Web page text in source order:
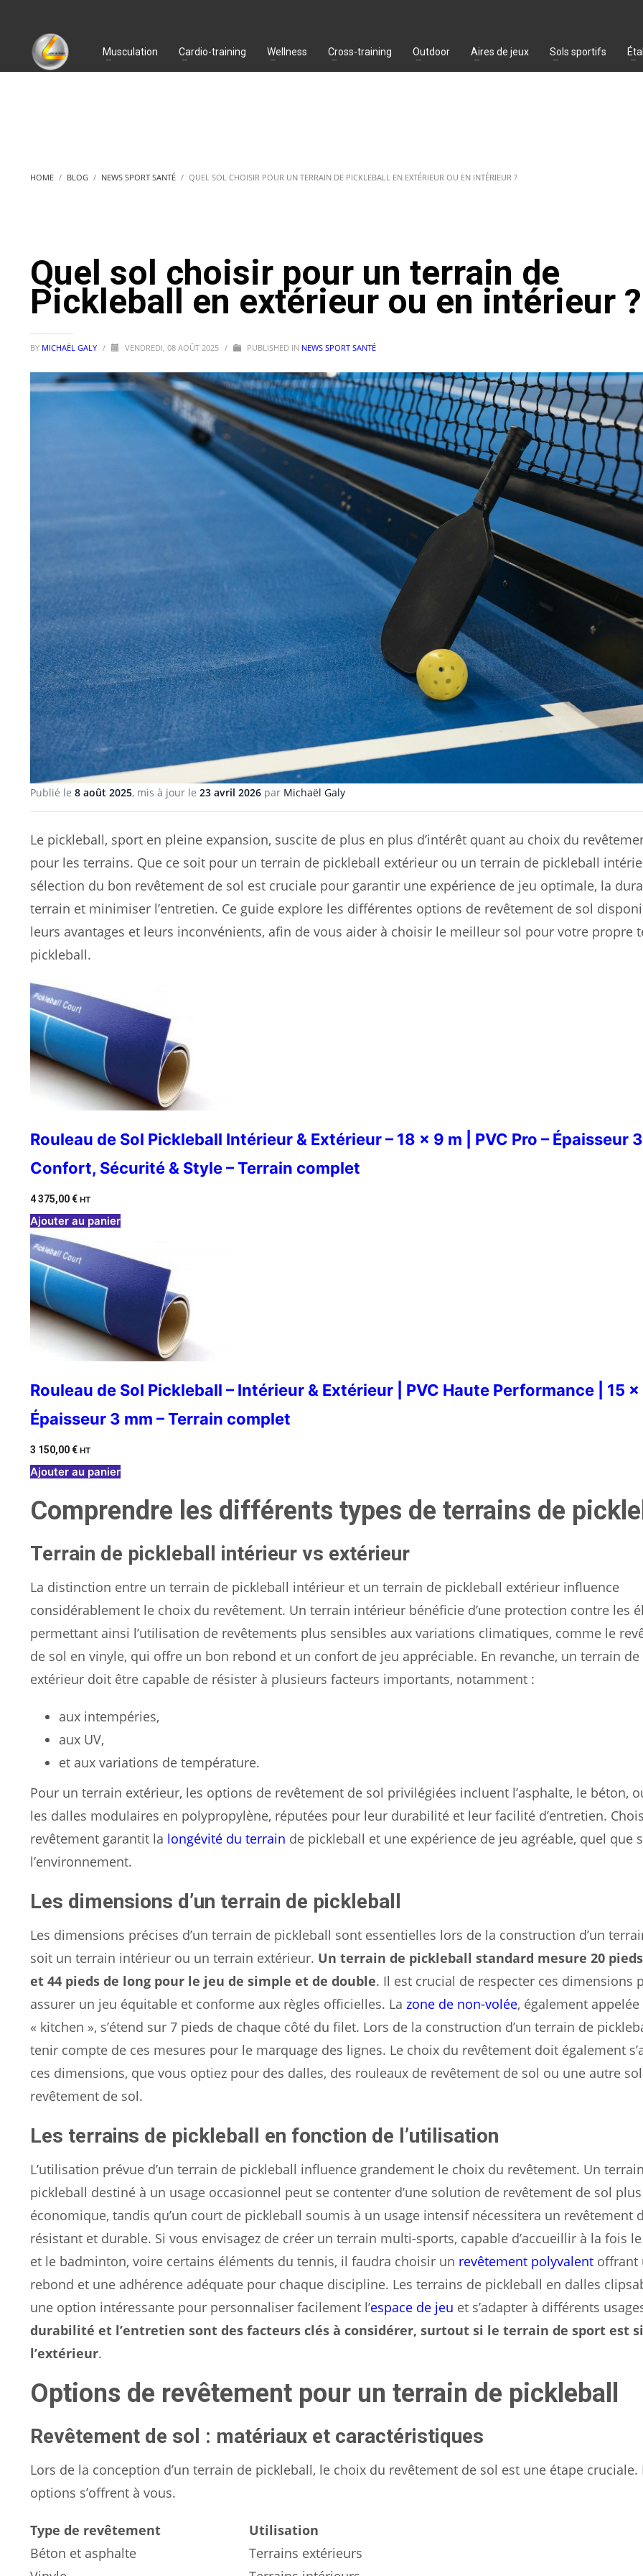
Musculation Cardio-training Wellness Cross-training Outdoor Aires de jeux Sols sportifs
HOME BLOG NEWS SPORT SANTÉ QUEL SOL CHOISIR POUR UN TERRAIN DE PICKLEBALL EN EXTÉRIEUR OU EN INTÉRIEUR ?
Quel sol choisir pour un terrain de
Pickleball en extérieur ou en intérieur ?
BY MICHAËL GALY / VENDREDI, 08 AOÛT 2025 / PUBLISHED IN NEWS SPORT SANTÉ
Publié le 8 août 2025, mis à jour le 23 avril 2026 par Michaël Galy
Le pickleball, sport en pleine expansion, suscite de plus en plus d’intérêt quant au choix du
pour les terrains. Que ce soit pour un terrain de pickleball extérieur ou un terrain de pickleball
sélection du bon revêtement de sol est cruciale pour garantir une expérience de jeu optimale, la
terrain et minimiser l’entretien. Ce guide explore les différentes options de revêtement de sol
leurs avantages et leurs inconvénients, afin de vous aider à choisir le meilleur sol pour votre propre
pickleball.
Rouleau de Sol Pickleball Intérieur & Extérieur – 18 x 9 m | PVC Pro – Épaisseur 3
Confort, Sécurité & Style – Terrain complet
4 375,00€ HT
Ajouter au panier
Rouleau de Sol Pickleball – Intérieur & Extérieur | PVC Haute Performance | 15 x
Épaisseur 3 mm – Terrain complet
3 150,00€ HT
Ajouter au panier
Comprendre les différents types de terrains de
Terrain de pickleball intérieur vs extérieur
La distinction entre un terrain de pickleball intérieur et un terrain de pickleball extérieur influence
considérablement le choix du revêtement. Un terrain intérieur bénéficie d’une protection contre les
permettant ainsi l’utilisation de revêtements plus sensibles aux variations climatiques, comme le
de sol en vinyle, qui offre un bon rebond et un confort de jeu appréciable. En revanche, un terrain
extérieur doit être capable de résister à plusieurs facteurs importants, notamment :
aux intempéries,
aux UV,
et aux variations de température.
Pour un terrain extérieur, les options de revêtement de sol privilégiées incluent l’asphalte, le béton,
les dalles modulaires en polypropylène, réputées pour leur durabilité et leur facilité d’entretien.
revêtement garantit la longévité du terrain de pickleball et une expérience de jeu agréable, quel que
l’environnement.
Les dimensions d’un terrain de pickleball
Les dimensions précises d’un terrain de pickleball sont essentielles lors de la construction d’un
soit un terrain intérieur ou un terrain extérieur. Un terrain de pickleball standard mesure 20
et 44 pieds de long pour le jeu de simple et de double. Il est crucial de respecter ces dimensions
assurer un jeu équitable et conforme aux règles officielles. La zone de non-volée, également appelée
« kitchen », s’étend sur 7 pieds de chaque côté du filet. Lors de la construction d’un terrain de
tenir compte de ces mesures pour le marquage des lignes. Le choix du revêtement doit également
ces dimensions, que vous optiez pour des dalles, des rouleaux de revêtement de sol ou une autre
revêtement de sol.
Les terrains de pickleball en fonction de l’utilisation
L’utilisation prévue d’un terrain de pickleball influence grandement le choix du revêtement. Un
pickleball destiné à un usage occasionnel peut se contenter d’une solution de revêtement de sol plus
économique, tandis qu’un court de pickleball soumis à un usage intensif nécessitera un revêtement
résistant et durable. Si vous envisagez de créer un terrain multi-sports, capable d’accueillir à la fois
et le badminton, voire certains éléments du tennis, il faudra choisir un revêtement polyvalent offrant
rebond et une adhérence adéquate pour chaque discipline. Les terrains de pickleball en dalles
une option intéressante pour personnaliser facilement l’espace de jeu et s’adapter à différents
durabilité et l’entretien sont des facteurs clés à considérer, surtout si le terrain de sport est
l’extérieur.
Options de revêtement pour un terrain de pickleball
Revêtement de sol : matériaux et caractéristiques
Lors de la conception d’un terrain de pickleball, le choix du revêtement de sol est une étape cruciale.
options s’offrent à vous.
Type de revêtement
Utilisation
Béton et asphalte
Terrains extérieurs